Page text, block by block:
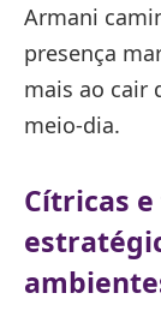
Armani
presença
mais ao cair
meio-dia.
Cítricas